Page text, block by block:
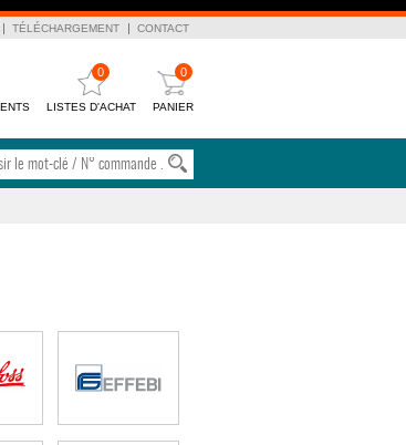
TÉLÉCHARGEMENT CONTACT
0
LISTES D'ACHAT
0
PANIER